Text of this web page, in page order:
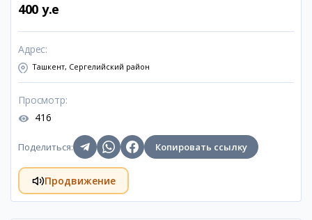
400 y.e
Адрес:
Ташкент, Сергелийский район
Просмотр:
416
Поделиться: Копировать ссылку
Продвижение